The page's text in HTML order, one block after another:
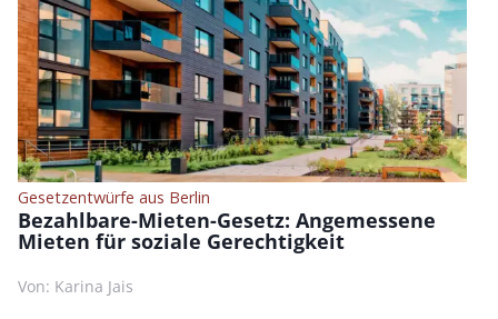
Gesetzentwürfe aus Berlin
Bezahlbare-Mieten-Gesetz: Angemessene
Mieten für soziale Gerechtigkeit
Von: Karina Jais